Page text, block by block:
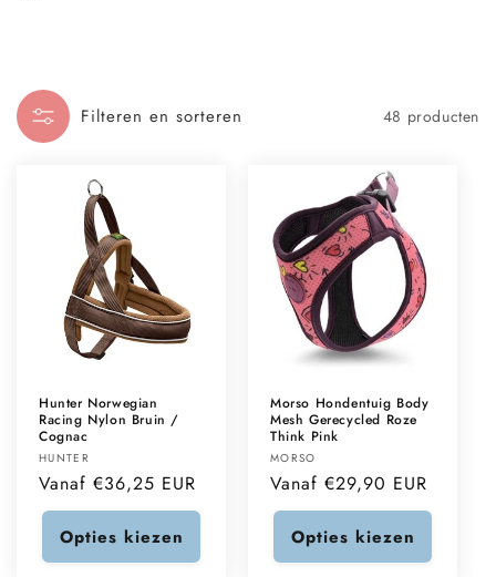
:
Filteren en sorteren 48 producten
Hunter Norwegian
Racing Nylon Bruin /
Cognac
Verkoper:
HUNTER
Normale
prijs
Vanaf €36,25 EUR
Opties kiezen
Morso Hondentuig Body
Mesh Gerecycled Roze
Think Pink
Verkoper:
MORSO
Normale
prijs
Vanaf €29,90 EUR
Opties kiezen